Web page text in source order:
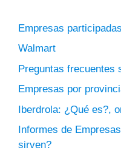
Empresas
Walmart
Preguntas frecuentes
Empresas por
Iberdrola: ¿Qué es?,
Informes de
sirven?